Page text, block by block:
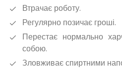
Втрачає роботу.
Регулярно позичає гроші.
Перестає нормально
собою.
Зловживає спиртними